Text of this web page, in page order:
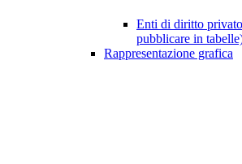
Enti di diritto
pubblicare in
Rappresentazione grafica